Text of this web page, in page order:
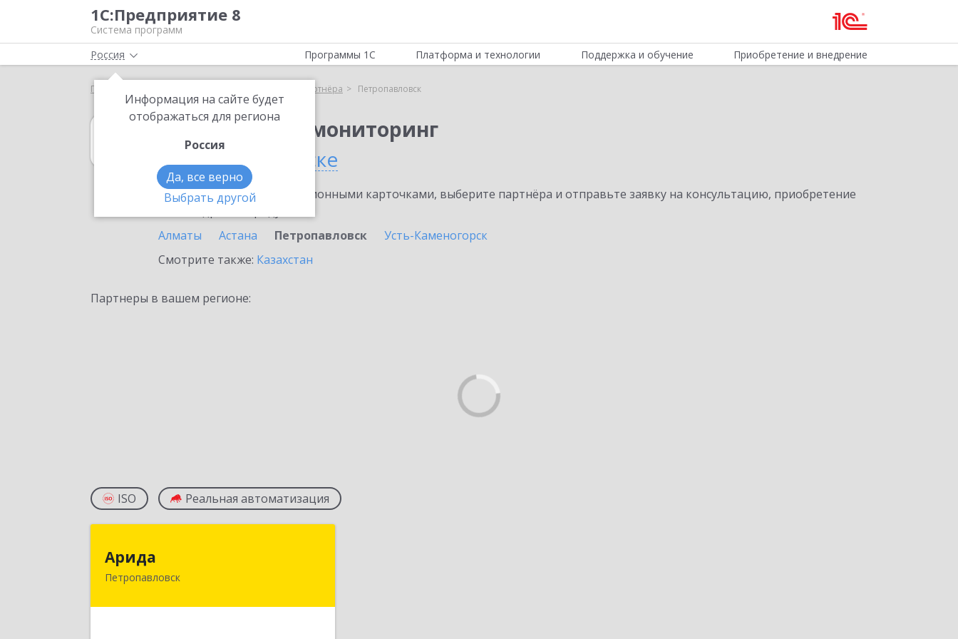
1С:Предприятие 8
Система программ
Россия
Информация на сайте будет
отображаться для региона
Россия
Да, все верно
Выбрать другой
Программы 1С Платформа и технологии Поддержка и обучение Приобретение и внедрение
Главная Выбор партнёра Петропавловск
1С:Налоговый мониторинг
в Петропавловске
Ознакомьтесь с информационными карточками, выберите партнёра и отправьте заявку на консультацию, приобретение
Алматы
Астана Петропавловск
Усть-Каменогорск
Смотрите также: Казахстан
Партнеры в вашем регионе:
ISO Реальная автоматизация
Арида
Петропавловск